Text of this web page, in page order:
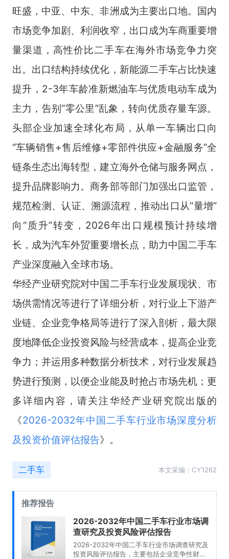
旺盛，中亚、中东、非洲成为主要出口地。国内
市场竞争加剧、利润收窄，出口成为车商重要增
量渠道，高性价比二手车在海外市场竞争力突
出。出口结构持续优化，新能源二手车占比快速
提升，2-3年车龄准新燃油车与优质电动车成为
主力，告别“零公里”乱象，转向优质存量车源。
头部企业加速全球化布局，从单一车辆出口向
“车辆销售+售后维修+零部件供应+金融服务”全
链条生态出海转型，建立海外仓储与服务网点，
提升品牌影响力。商务部等部门加强出口监管，
规范检测、认证、溯源流程，推动出口从“量增”
向“质升”转变，2026年出口规模预计持续增
长，成为汽车外贸重要增长点，助力中国二手车
产业深度融入全球市场。
华经产业研究院对中国二手车行业发展现状、市
场供需情况等进行了详细分析，对行业上下游产
业链、企业竞争格局等进行了深入剖析，最大限
度地降低企业投资风险与经营成本，提高企业竞
争力；并运用多种数据分析技术，对行业发展趋
势进行预测，以便企业能及时抢占市场先机；更
多详细内容，请关注华经产业研究院出版的
《2026-2032年中国二手车行业市场深度分析
及投资价值评估报告》。
二手车 本文采编：CY1262
推荐报告
2026-2032年中国二手车行业市场调
查研究及投资风险评估报告
2026-2032年中国二手车行业市场调查研究及
投资风险评估报告，主要包括企业竞争性财务